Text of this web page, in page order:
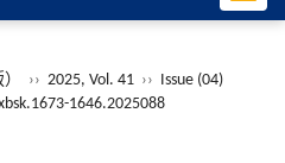
›› 2025, Vol. 41 ››
Issue (04)
1646.2025088